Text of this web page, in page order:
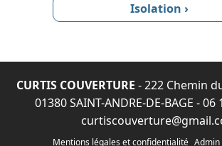
Isolation ›
CURTIS COUVERTURE - 222 Chemin
01380 SAINT-ANDRE-DE-BAGE -06
Mentions légales et confidentialité Admin